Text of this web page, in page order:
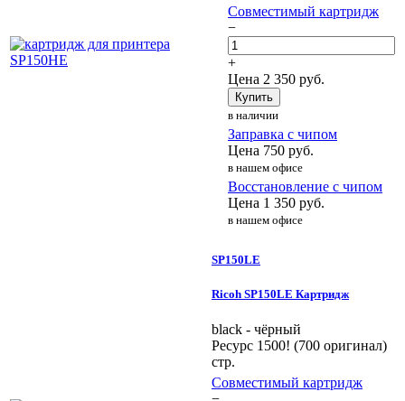
Совместимый картридж
−
+
Цена 2 350 руб.
Купить
в наличии
Заправка с чипом
Цена 750 руб.
в нашем офисе
Восстановление с чипом
Цена 1 350 руб.
в нашем офисе
SP150LE
Ricoh SP150LE Картридж
black - чёрный
Ресурс 1500! (700 оригинал)
стр.
Совместимый картридж